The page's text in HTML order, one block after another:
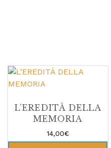
L’EREDITÀ DELLA
MEMORIA
14,00€